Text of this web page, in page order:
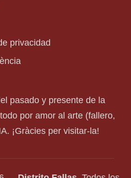
privacidad
pasado y presente de la
por amor al arte (fallero,
¡Gràcies per visitar-la!